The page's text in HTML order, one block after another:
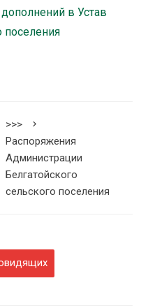
в Устав
поселения
>>>
Распоряжения
Администрации
Белгатойского
сельского поселения